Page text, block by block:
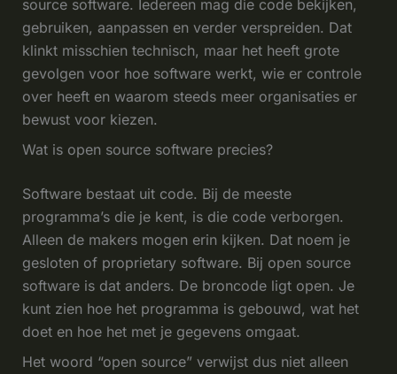
source software. Iedereen mag die code bekijken,
gebruiken, aanpassen en verder verspreiden. Dat
klinkt misschien technisch, maar het heeft grote
gevolgen voor hoe software werkt, wie er controle
over heeft en waarom steeds meer organisaties er
bewust voor kiezen.
Wat is open source software precies?
Software bestaat uit code. Bij de meeste
programma’s die je kent, is die code verborgen.
Alleen de makers mogen erin kijken. Dat noem je
gesloten of proprietary software. Bij open source
software is dat anders. De broncode ligt open. Je
kunt zien hoe het programma is gebouwd, wat het
doet en hoe het met je gegevens omgaat.
Het woord “open source” verwijst dus niet alleen